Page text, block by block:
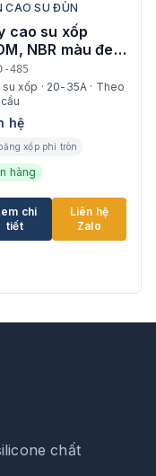
CAO SU ĐÙN
cao su xốp
NBR màu đen
hồi cao – Cách
chống rung tốt
485
su xốp · 20-35A · Theo
hệ
xốp phi tròn
hàng
chi
tiết
Liên hệ
Zalo
chất